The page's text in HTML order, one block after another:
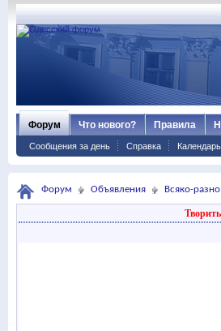
Форум
Сообщения за день Справка Календарь
Что нового? Правила
Форум Объявления Всяко-разно